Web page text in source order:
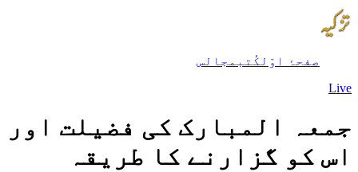
صفحۂ اوّل کُتب مجالس
Live
جمعہ المبارک کی فضیلت اور
اس کو گزارنے کا طریقہ